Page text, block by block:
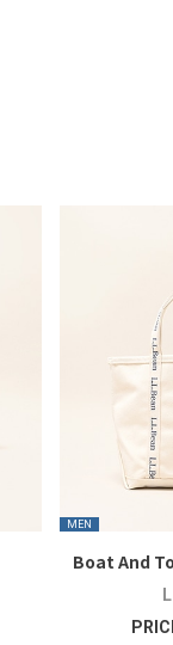
MEN
Boat And